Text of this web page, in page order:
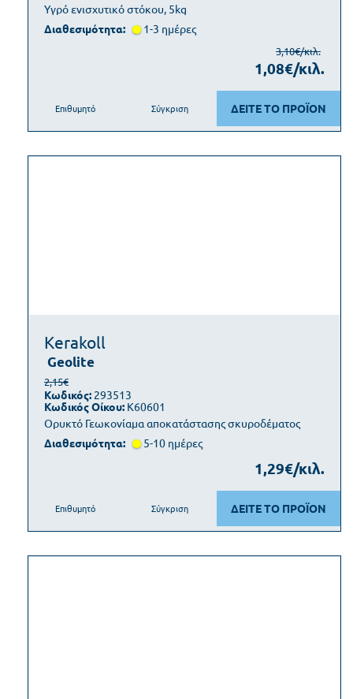
Υγρό ενισχυτικό στόκου, 5kg
Διαθεσιμότητα: 1-3 ημέρες
3,10€/κιλ.
1,08€/κιλ.
ΔΕΙΤΕ ΤΟ ΠΡΟΪΟΝ
Επιθυμητό Σύγκριση
Kerakoll
Geolite
Ορυκτό Γεωκονίαμα αποκατάστασης σκυροδέματος
2,15€
Κωδικός: 293513
Κωδικός Οίκου: K60601
Διαθεσιμότητα: 5-10 ημέρες
1,29€/κιλ.
ΔΕΙΤΕ ΤΟ ΠΡΟΪΟΝ
Επιθυμητό Σύγκριση